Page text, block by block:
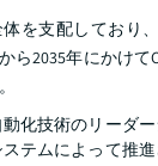
を支配しており
ら2035年にかけて
化技術のリーダ
テムによって推